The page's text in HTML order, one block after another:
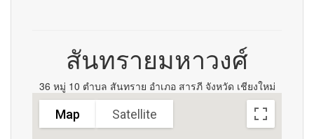
สันทรายมหาวงศ์
36 หมู่ 10 ตำบล สันทราย อำเภอ สารภี จังหวัด เชียงใหม่
Map Satellite